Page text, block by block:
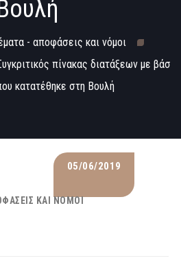
- αποφάσεις και νόμοι
πίνακας διατάξεων με βάσ
κατατέθηκε στη Βουλή
05/06/2019
ΚΑΙ ΝΌΜΟΙ